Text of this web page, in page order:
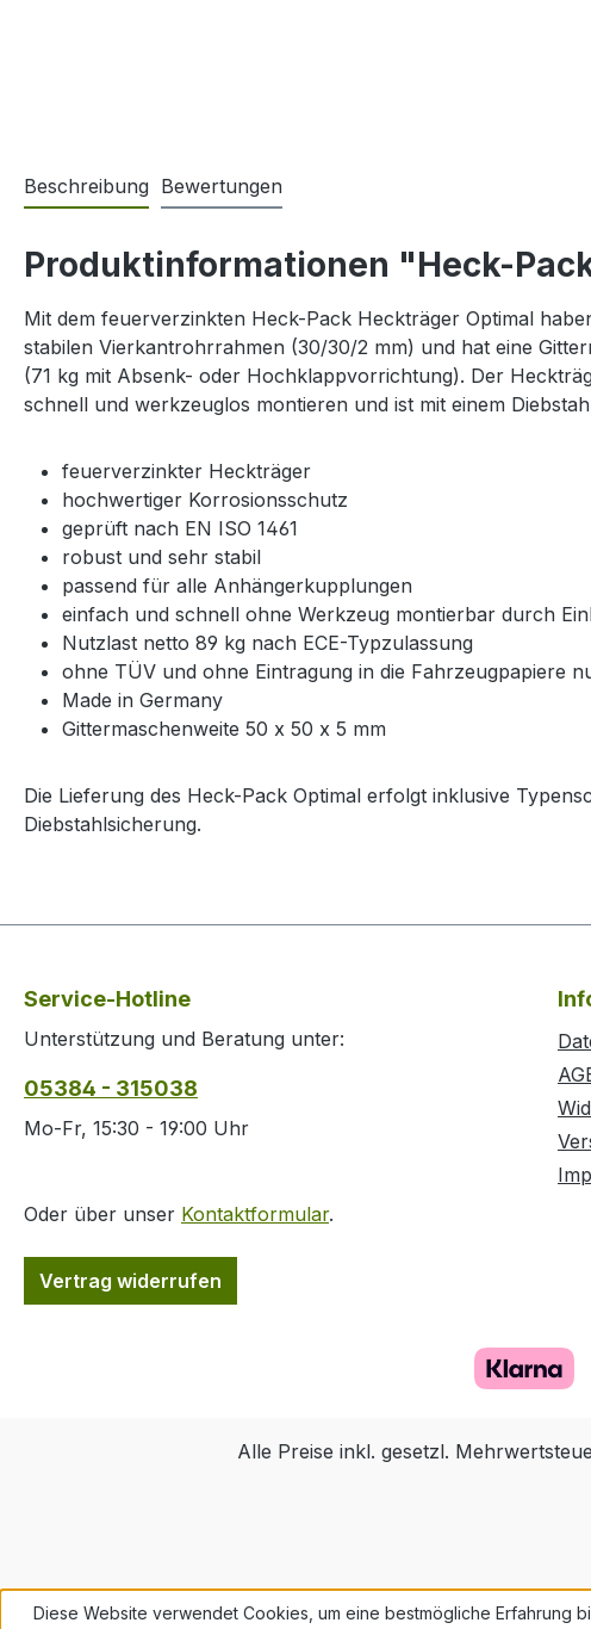
Beschreibung Bewertungen
Produktinformationen "Heck-
Mit dem feuerverzinkten Heck-Pack Heckträger Optimal
stabilen Vierkantrohrrahmen (30/30/2 mm) und hat eine
(71 kg mit Absenk- oder Hochklappvorrichtung). Der
schnell und werkzeuglos montieren und ist mit einem
feuerverzinkter Heckträger
hochwertiger Korrosionsschutz
geprüft nach EN ISO 1461
robust und sehr stabil
passend für alle Anhängerkupplungen
einfach und schnell ohne Werkzeug montierbar durch
Nutzlast netto 89 kg nach ECE-Typzulassung
ohne TÜV und ohne Eintragung in die Fahrzeugpapiere
Made in Germany
Gittermaschenweite 50 x 50 x 5 mm
Die Lieferung des Heck-Pack Optimal erfolgt inklusive
Diebstahlsicherung.
Service-Hotline
Unterstützung und Beratung unter:
05384 - 315038
Mo-Fr, 15:30 - 19:00 Uhr
Oder über unser Kontaktformular.
Vertrag widerrufen
Alle Preise inkl. gesetzl.
Diese Website verwendet Cookies, um eine bestmögliche Erfahrung